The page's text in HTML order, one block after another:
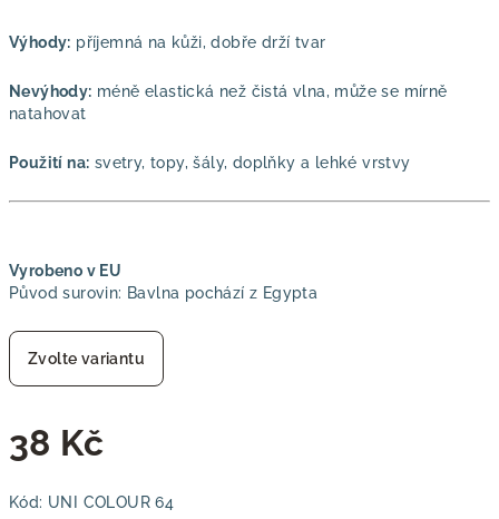
Výhody: příjemná na kůži, dobře drží tvar
Nevýhody: méně elastická než čistá vlna, může se mírně
natahovat
Použití na: svetry, topy, šály, doplňky a lehké vrstvy
Vyrobeno v EU
Původ surovin: Bavlna pochází z Egypta
Zvolte variantu
38 Kč
cena:
Kód: UNI COLOUR 64